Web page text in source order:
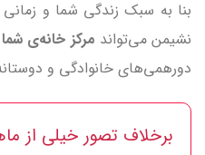
بنا به سبک زندگی شما و
نشیمن می‌تواند مرکز خانه‌ی شما
دورهمی‌های خانوادگی و
برخلاف تصور خیلی از